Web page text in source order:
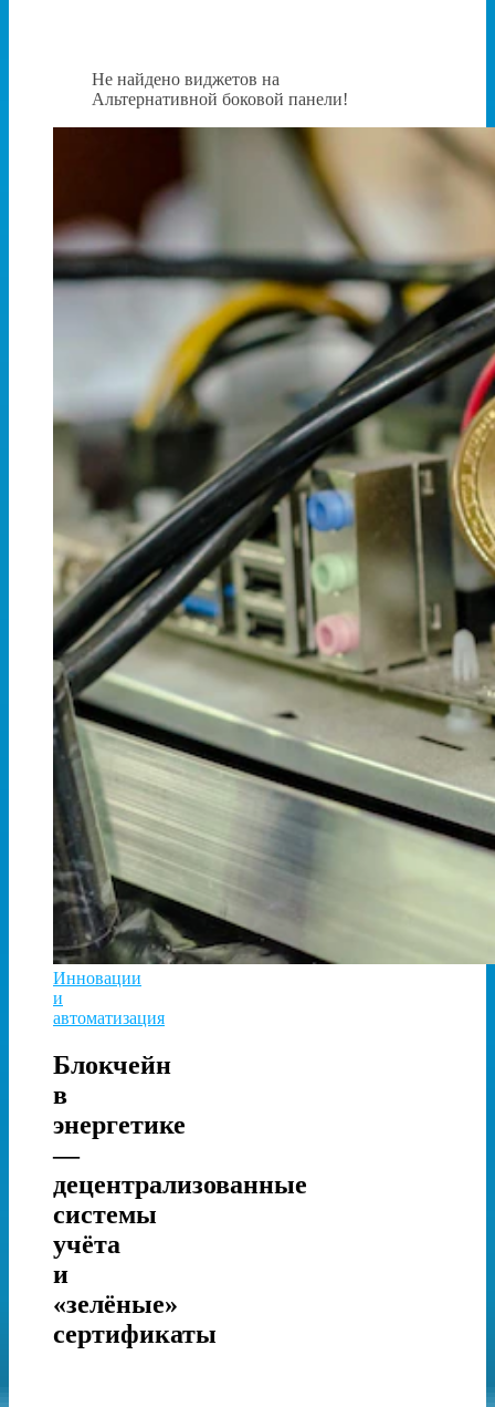
Не найдено виджетов на
Альтернативной боковой панели!
Инновации
и
автоматизация
Блокчейн
в
энергетике
—
децентрализованные
системы
учёта
и
«зелёные»
сертификаты